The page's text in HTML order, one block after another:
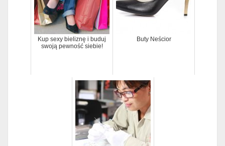
Kup sexy bieliznę i buduj
swoją pewność siebie!
Buty Neścior